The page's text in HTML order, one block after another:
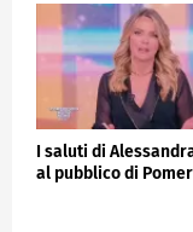
I saluti di
al pubblico di